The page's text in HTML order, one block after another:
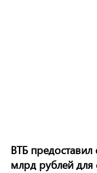
ВТБ
млрд рублей для